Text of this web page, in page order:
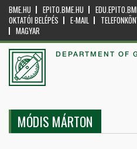
BME.HU EPITO.BME.HU
OKTATÓI BELÉPÉS
E-MAIL
MAGYAR
DEPARTMENT OF
MÓDIS MÁRTON